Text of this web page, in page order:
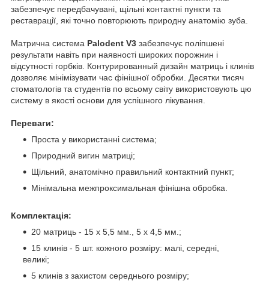
забезпечує передбачувані, щільні контактні пункти та
реставрації, які точно повторюють природну анатомію зуба.
Матрична система Palodent V3 забезпечує поліпшені
результати навіть при наявності широких порожнин і
відсутності горбків. Контурированный дизайн матриць і клинів
дозволяє мінімізувати час фінішної обробки. Десятки тисяч
стоматологів та студентів по всьому світу використовують цю
систему в якості основи для успішного лікування.
Переваги:
Проста у використанні система;
Природний вигин матриці;
Щільний, анатомічно правильний контактний пункт;
Мінімальна межпроксимальная фінішна обробка.
Комплектація:
20 матриць - 15 х 5,5 мм., 5 х 4,5 мм.;
15 клинів - 5 шт. кожного розміру: малі, середні,
великі;
5 клинів з захистом середнього розміру;